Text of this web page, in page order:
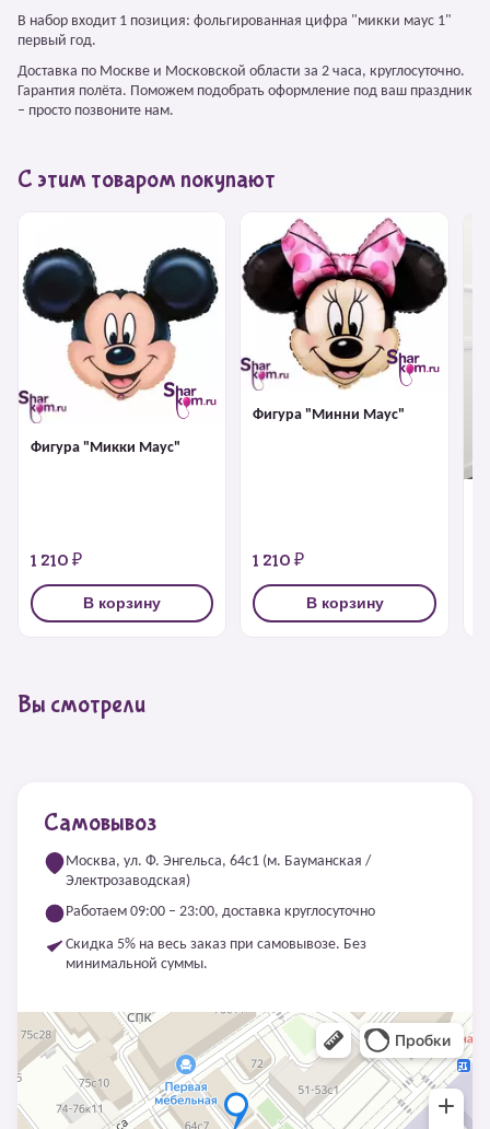
В набор входит 1 позиция: фольгированная цифра "микки маус 1"
первый год.
Доставка по Москве и Московской области за 2 часа, круглосуточно.
Гарантия полёта. Поможем подобрать оформление под ваш праздник
– просто позвоните нам.
С этим товаром покупают
Фигура "Микки Маус"
1 210 ₽
В корзину
Фигура "Минни Маус"
1 210 ₽
В корзину
Вы смотрели
Самовывоз
Москва, ул. Ф. Энгельса, 64с1 (м. Бауманская /
Электрозаводская)
Работаем 09:00 – 23:00, доставка круглосуточно
Скидка 5% на весь заказ при самовывозе. Без
минимальной суммы.